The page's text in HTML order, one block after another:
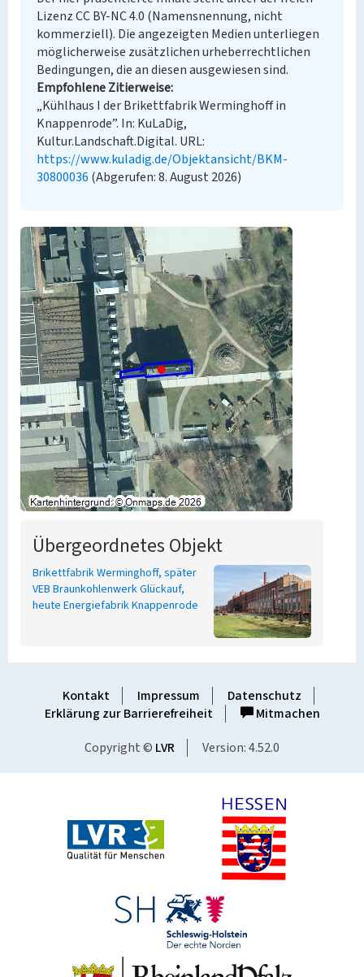
Lizenz CC BY-NC 4.0 (Namensnennung, nicht
kommerziell). Die angezeigten Medien unterliegen
möglicherweise zusätzlichen urheberrechtlichen
Bedingungen, die an diesen ausgewiesen sind.
Empfohlene Zitierweise
„Kühlhaus I der Brikettfabrik Werminghoff in
Knappenrode”. In: KuLaDig,
Kultur.Landschaft.Digital. URL:
https://www.kuladig.de/Objektansicht/BKM-
30800036 (Abgerufen: 8. August 2026)
Übergeordnetes Objekt
Brikettfabrik Werminghoff, später
VEB Braunkohlenwerk Glückauf,
heute Energiefabrik Knappenrode
Kontakt Impressum
Datenschutz
Erklärung zur Barrierefreiheit
Mitmachen
Copyright © LVR Version: 4.52.0